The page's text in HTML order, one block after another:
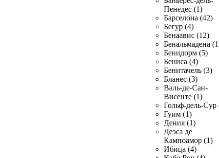
Пенедес (1)
Барселона (42)
Бегур (4)
Бенаавис (12)
Бенальмадена
Бенидорм (5)
Бениса (4)
Бенитачель (3)
Бланес (3)
Валь-де-Сан-
Висенте (1)
Гольф-дель-Сур
Гуим (1)
Дения (1)
Деэса де
Кампоамор (1)
Ибица (4)